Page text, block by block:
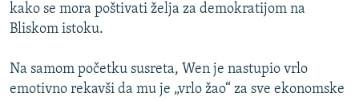
kako se mora poštivati želja za demokratijom na
Bliskom istoku.
Na samom početku susreta, Wen je nastupio vrlo
emotivno rekavši da mu je „vrlo žao“ za sve ekonomske